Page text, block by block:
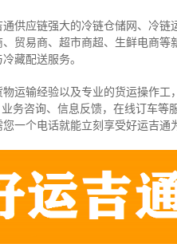
供应链强大的冷链仓储网、冷
贸易商、超市商超、生鲜电商
藏配送服务。
物运输经验以及专业的货运操作
务咨询、信息反馈，在线订车等服
一个电话就能立刻享受好运吉通